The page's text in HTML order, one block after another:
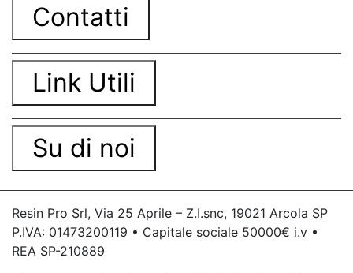
Contatti
Link Utili
Su di noi
Resin Pro Srl, Via 25 Aprile – Z.I.snc, 19021 Arcola SP
P.IVA: 01473200119 • Capitale sociale 50000€ i.v •
REA SP-210889